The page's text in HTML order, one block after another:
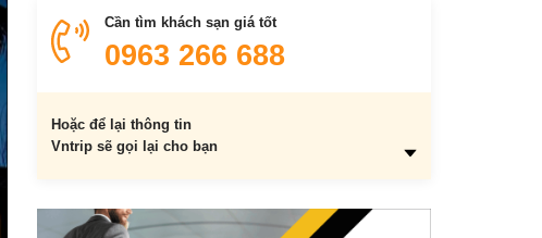
Cần tìm khách sạn giá tốt
0963 266 688
Hoặc để lại thông tin
Vntrip sẽ gọi lại cho bạn